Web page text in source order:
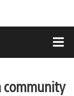
community